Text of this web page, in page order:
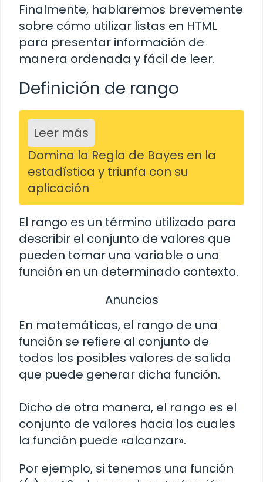
Finalmente, hablaremos brevemente
sobre cómo utilizar listas en HTML
para presentar información de
manera ordenada y fácil de leer.
Definición de rango
Leer más
Domina la Regla de Bayes en la
estadística y triunfa con su
aplicación
El rango es un término utilizado para
describir el conjunto de valores que
pueden tomar una variable o una
función en un determinado contexto.
Anuncios
En matemáticas, el rango de una
función se refiere al conjunto de
todos los posibles valores de salida
que puede generar dicha función.
Dicho de otra manera, el rango es el
conjunto de valores hacia los cuales
la función puede «alcanzar».
Por ejemplo, si tenemos una función